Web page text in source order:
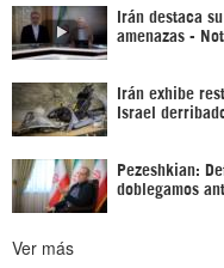
Irán destaca
amenazas -
Irán exhibe
Israel
Pezeshkian:
doblegamos
Ver más